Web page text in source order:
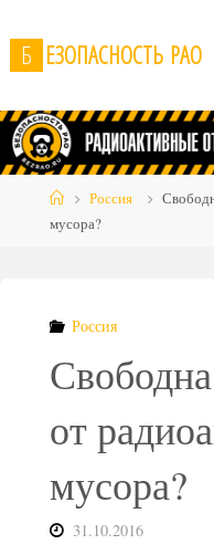
to
content
Б ЕЗОПАСНОСТЬ РАО
HomeРоссия
мусора?
Россия
от
мусора?
31.10.2016